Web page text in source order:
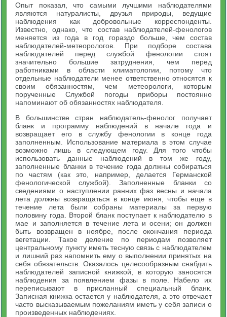
Опыт показал, что самыми лучшими наблюдателями
являются натуралисты, друзья природы, ведущие
наблюдения как добровольные корреспонденты.
Известно, однако, что состав наблюдателей-фенологов
меняется из года в год гораздо больше, чем состав
наблюдателей-метеорологов. При подборе состава
наблюдателей перед службой фенологии стоят
значительно большие затруднения, чем перед
работниками в области климатологии, потому что
отдельные наблюдатели менее ответственно относятся к
своим обязанностям, чем метеорологи, которым
порученные Службой погоды приборы постоянно
напоминают об обязанностях наблюдателя.
В большинстве стран наблюдатель-фенолог получает
бланк и программу наблюдений в начале года и
возвращает его в службу фенологии в конце года
заполненным. Использование материала в этом случае
возможно лишь в следующем году. Для того чтобы
использовать данные наблюдений в том же году,
заполненные бланки в течение года должны собираться
по частям (как это, например, делается Германской
фенологической службой). Заполненные бланки со
сведениями о наступлении ранних фаз весны и начала
лета должны возвращаться в конце июня, чтобы еще в
течение лета были собраны материалы за первую
половину года. Второй бланк поступает к наблюдателю в
мае и заполняется в течение лета и осени; он должен
быть возвращен в ноябре, после окончания периода
вегетации. Такое деление по периодам позволяет
центральному пункту иметь тесную связь с наблюдателем
и лишний раз напомнить ему о выполнении принятых на
себя обязательств. Оказалось целесообразным снабдить
наблюдателей записной книжкой, в которую заносятся
наблюдения за появлением фазы в поле. Набело их
переписывают в присланный специальный бланк.
Записная книжка остается у наблюдателя, а это отвечает
часто высказываемым пожеланиям иметь у себя записи о
произведенных наблюдениях.